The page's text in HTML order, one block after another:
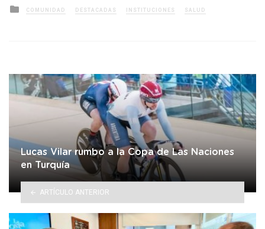
Posted
in
COMUNIDAD DESTACADAS INSTITUCIONES SALUD
Lucas Vilar rumbo a la Copa de Las Naciones
en Turquía
ARTÍCULO ANTERIOR